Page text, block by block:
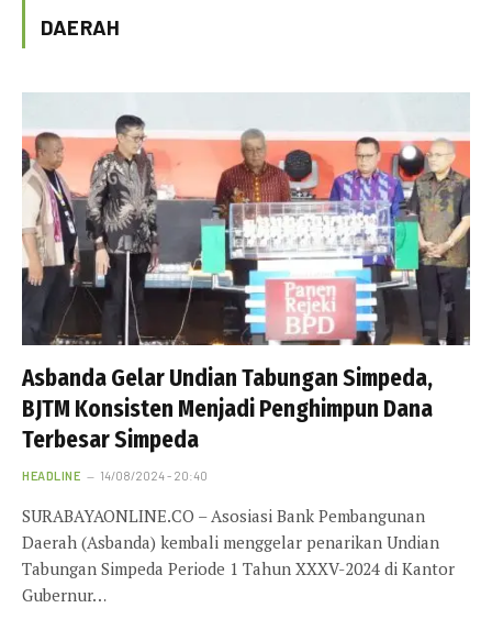
DAERAH
Asbanda Gelar Undian Tabungan Simpeda,
BJTM Konsisten Menjadi Penghimpun Dana
Terbesar Simpeda
HEADLINE 14/08/2024 - 20:40
SURABAYAONLINE.CO – Asosiasi Bank Pembangunan
Daerah (Asbanda) kembali menggelar penarikan Undian
Tabungan Simpeda Periode 1 Tahun XXXV-2024 di Kantor
Gubernur…